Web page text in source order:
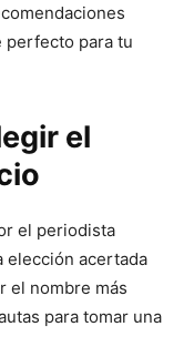
perfecto para tu
el
el periodista
elección acertada
el nombre más
para tomar una